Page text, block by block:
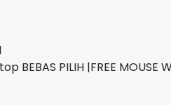
BEBAS PILIH |FREE MOUSE